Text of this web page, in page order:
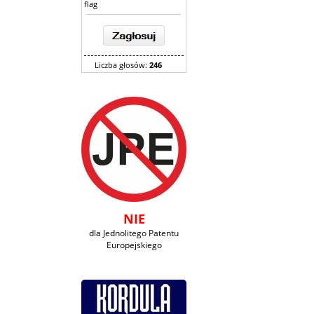
flag
Liczba głosów: 246
NIE
dla Jednolitego Patentu
Europejskiego